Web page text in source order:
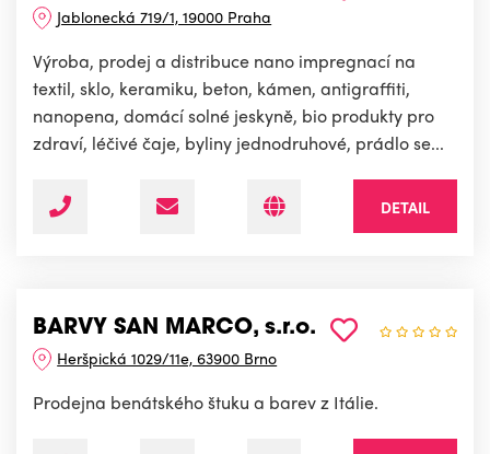
Jablonecká 719/1, 19000 Praha
Výroba, prodej a distribuce nano impregnací na
textil, sklo, keramiku, beton, kámen, antigraffiti,
nanopena, domácí solné jeskyně, bio produkty pro
zdraví, léčivé čaje, byliny jednodruhové, prádlo se...
DETAIL
BARVY SAN MARCO, s.r.o.
Heršpická 1029/11e, 63900 Brno
Prodejna benátského štuku a barev z Itálie.